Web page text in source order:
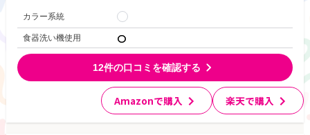
カラー系統
食器洗い機使用
12件の口コミを確認する
Amazonで購入 楽天で購入